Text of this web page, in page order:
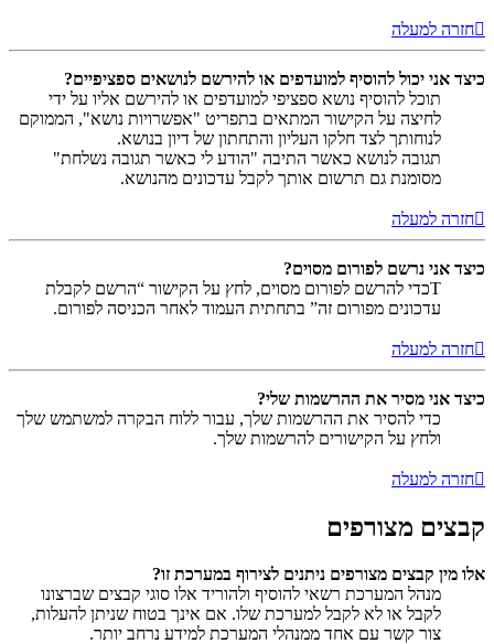
חזרה למעלה
כיצד אני יכול להוסיף למועדפים או להירשם לנושאים ספציפיים?
תוכל להוסיף נושא ספציפי למועדפים או להירשם אליו על ידי
לחיצה על הקישור המתאים בתפריט "אפשרויות נושא", הממוקם
לנוחותך לצד חלקו העליון והתחתון של דיון בנושא.
תגובה לנושא כאשר התיבה "הודע לי כאשר תגובה נשלחת"
מסומנת גם תרשום אותך לקבל עדכונים מהנושא.
חזרה למעלה
כיצד אני נרשם לפורום מסוים?
Tכדי להרשם לפורום מסוים, לחץ על הקישור “הרשם לקבלת
עדכונים מפורום זה” בתחתית העמוד לאחר הכניסה לפורום.
חזרה למעלה
כיצד אני מסיר את ההרשמות שלי?
כדי להסיר את ההרשמות שלך, עבור ללוח הבקרה למשתמש שלך
ולחץ על הקישורים להרשמות שלך.
חזרה למעלה
קבצים מצורפים
אלו מין קבצים מצורפים ניתנים לצירוף במערכת זו?
מנהל המערכת רשאי להוסיף ולהוריד אלו סוגי קבצים שברצונו
לקבל או לא לקבל למערכת שלו. אם אינך בטוח שניתן להעלות,
צור קשר עם אחד ממנהלי המערכת למידע נרחב יותר.